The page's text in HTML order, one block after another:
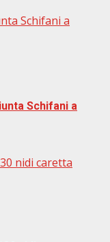
Schifani a
Schifani a
nidi caretta